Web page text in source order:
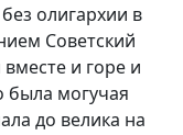
олигархии в
Советский
и горе и
была могучая
до велика на